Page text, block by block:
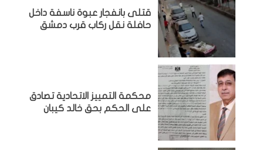
قتلى بانفجار عبوة ناسفة داخل
حافلة نقل ركاب قرب دمشق
محكمة التمييز الاتحادية تصادق
على الحكم بحق خالد كيبان